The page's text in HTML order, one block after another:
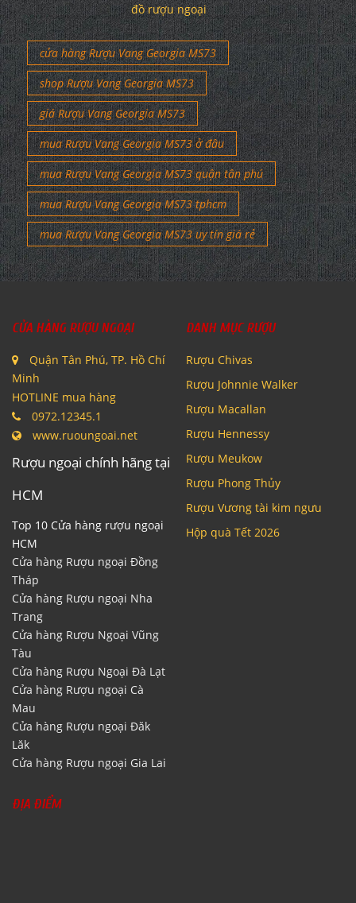
đồ rượu ngoại
cửa hàng Rượu Vang Georgia MS73
shop Rượu Vang Georgia MS73
giá Rượu Vang Georgia MS73
mua Rượu Vang Georgia MS73 ở đâu
mua Rượu Vang Georgia MS73 quận tân phú
mua Rượu Vang Georgia MS73 tphcm
mua Rượu Vang Georgia MS73 uy tín giá rẻ
CỬA HÀNG RƯỢU NGOẠI
Quận Tân Phú, TP. Hồ Chí
Minh
HOTLINE mua hàng
0972.12345.1
www.ruoungoai.net
Rượu ngoại chính hãng tại
HCM
Top 10 Cửa hàng rượu ngoại
HCM
Cửa hàng Rượu ngoại Đồng
Tháp
Cửa hàng Rượu ngoại Nha
Trang
Cửa hàng Rượu Ngoại Vũng
Tàu
Cửa hàng Rượu Ngoại Đà Lạt
Cửa hàng Rượu ngoại Cà
Mau
Cửa hàng Rượu ngoại Đăk
Lăk
Cửa hàng Rượu ngoại Gia Lai
DANH MỤC RƯỢU
Rượu Chivas
Rượu Johnnie Walker
Rượu Macallan
Rượu Hennessy
Rượu Meukow
Rượu Phong Thủy
Rượu Vương tài kim ngưu
Hộp quà Tết 2026
ĐỊA ĐIỂM